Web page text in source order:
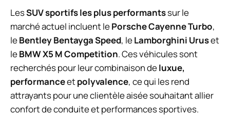
LesSUV sportifs les plus performantssur le
marché actuel incluent lePorsche Cayenne Turbo,
leBentley Bentayga Speed, leLamborghini Uruset
leBMW X5 M Competition. Ces véhicules sont
recherchés pour leur combinaison deluxue,
performanceetpolyvalence, ce qui les rend
attrayants pour une clientèle aisée souhaitant allier
confort de conduite et performances sportives.